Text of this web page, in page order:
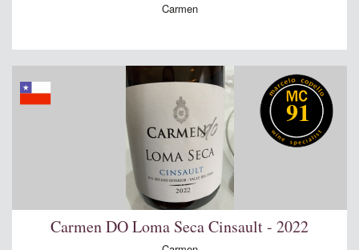
Carmen
91
Carmen DO Loma Seca Cinsault - 2022